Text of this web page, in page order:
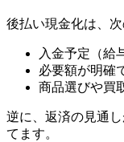
後払い現金化は、
入金予定（給
必要額が明確
商品選びや買
逆に、返済の見通
てます。